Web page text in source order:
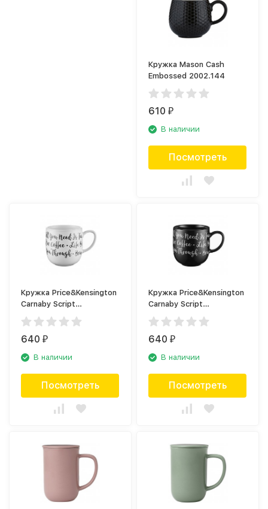
Кружка Mason Cash
Embossed 2002.144
610₽
В наличии
Посмотреть
Кружка Price&Kensington
Carnaby Script
P_0059.615WH
640₽
В наличии
Посмотреть
Кружка Price&Kensington
Carnaby Script
P_0059.615BL
640₽
В наличии
Посмотреть